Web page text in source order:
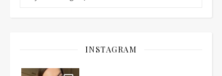
INSTAGRAM